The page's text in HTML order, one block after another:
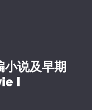
小说及早期
I